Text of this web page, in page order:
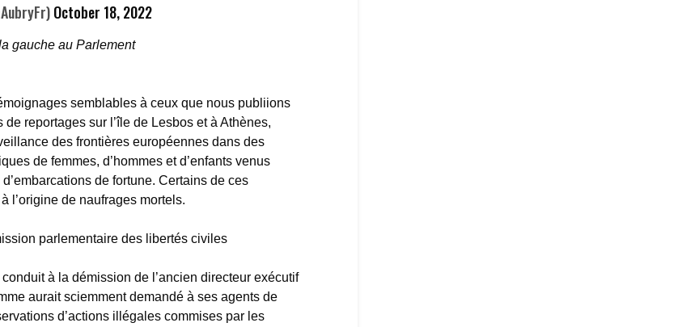
October 18, 2022
gauche au Parlement
semblables à ceux que nous publiions
reportages sur l’île de Lesbos et à Athènes,
des frontières européennes dans des
de femmes, d’hommes et d’enfants venus
de fortune. Certains de ces
l’origine de naufrages mortels.
parlementaire des libertés civiles
à la démission de l’ancien directeur exécutif
aurait sciemment demandé à ses agents de
d’actions illégales commises par les